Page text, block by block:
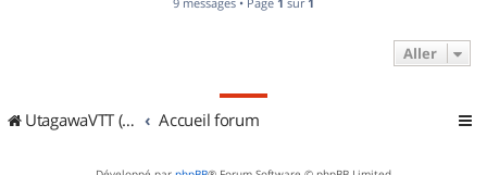
Aller
UtagawaVTT (Randos VTT et VTTAE avec traces GPS) Accueil forum